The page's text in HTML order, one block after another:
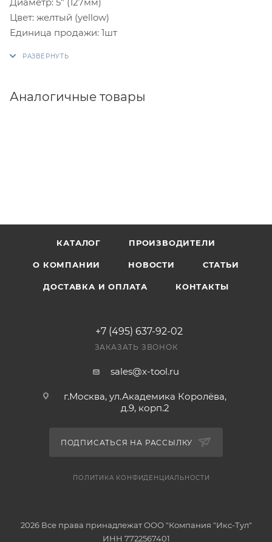
Цвет: желтый (yellow)
Единица продажи: 1шт
Аналогичные товары
КАТАЛОГ ПРОИЗВОДИТЕЛИ
О КОМПАНИИ НОВОСТИ СТАТЬИ
ДОСТАВКА И ОПЛАТА КОНТАКТЫ
+7 (495) 637-92-02
ЗАКАЗАТЬ ЗВОНОК
sales@x-tool.ru
г.Москва, ул.Академика Королёва,
д.9, корп.2
ПОДПИСАТЬСЯ НА РАССЫЛКУ
ПОЛИТИКА КОНФИДЕНЦИАЛЬНОСТИ
2026 Все права принадлежат ООО "Компания "Икс-Тул"
ИНН 7722567401